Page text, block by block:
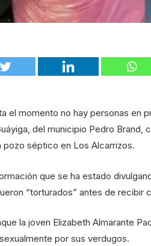
el momento no hay personas en
del municipio Pedro
pozo séptico en Los Alcarrizos.
que se ha estado
“torturados” antes de recibir
la joven Elizabeth Almarante
por sus verdugos.